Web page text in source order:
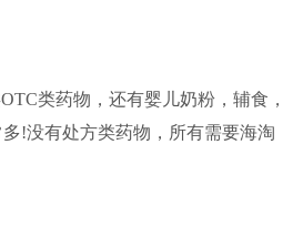
类药物，还有婴儿奶粉，辅食，
!没有处方类药物，所有需要海淘